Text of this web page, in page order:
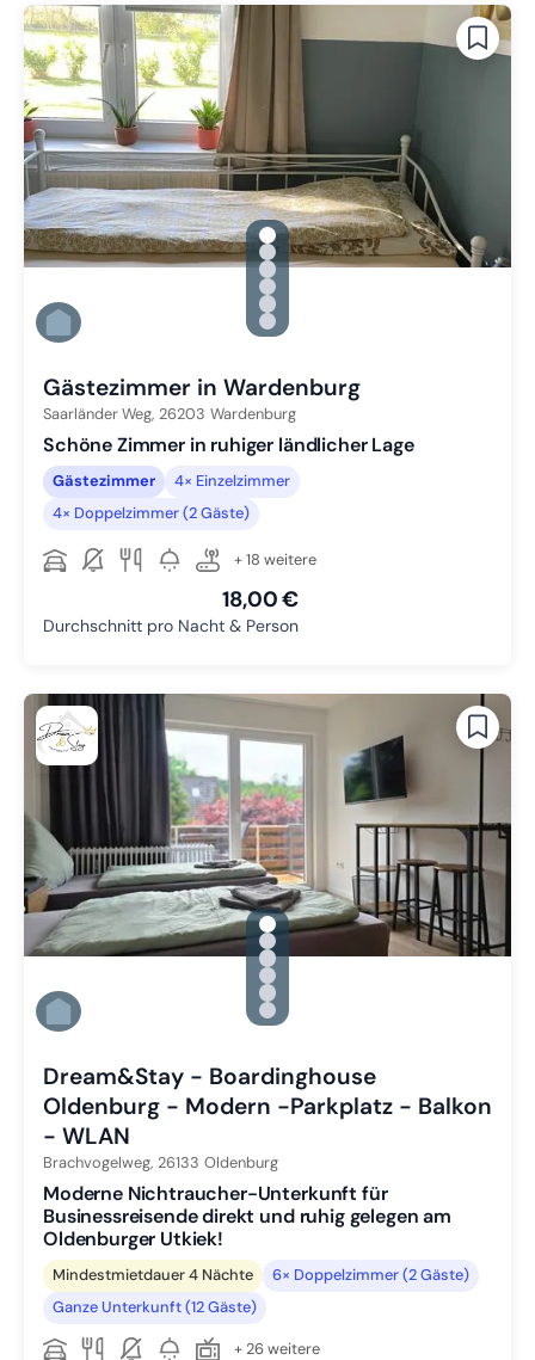
gallery.slide_selector
Zu Slide 1 wechseln
Zu Slide 2 wechseln
Zu Slide 3 wechseln
Zu Slide 4 wechseln
Zu Slide 5 wechseln
Zu Slide 6 wechseln
Gästezimmer in Wardenburg
Saarländer Weg, 26203 Wardenburg
Schöne Zimmer in ruhiger ländlicher Lage
Gästezimmer
4× Einzelzimmer
4× Doppelzimmer (2 Gäste)
+ 18 weitere
18,00 €
Durchschnitt pro Nacht & Person
gallery.slide_selector
Zu Slide 1 wechseln
Zu Slide 2 wechseln
Zu Slide 3 wechseln
Zu Slide 4 wechseln
Zu Slide 5 wechseln
Zu Slide 6 wechseln
Dream&Stay - Boardinghouse
Oldenburg - Modern -Parkplatz - Balkon
- WLAN
Brachvogelweg, 26133 Oldenburg
Moderne Nichtraucher-Unterkunft für
Businessreisende direkt und ruhig gelegen am
Oldenburger Utkiek!
Mindestmietdauer 4 Nächte
6× Doppelzimmer (2 Gäste)
Ganze Unterkunft (12 Gäste)
+ 26 weitere